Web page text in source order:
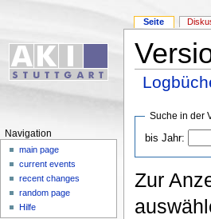
Suche in der
bis Jahr:
Zur
Seite
Navigation
main page
current events
recent changes
random page
Hilfe